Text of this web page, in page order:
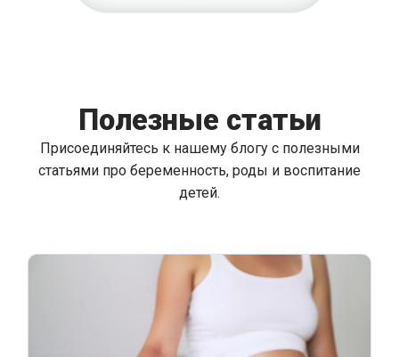
Полезные статьи
Присоединяйтесь к нашему блогу с полезными
статьями про беременность, роды и воспитание
детей.